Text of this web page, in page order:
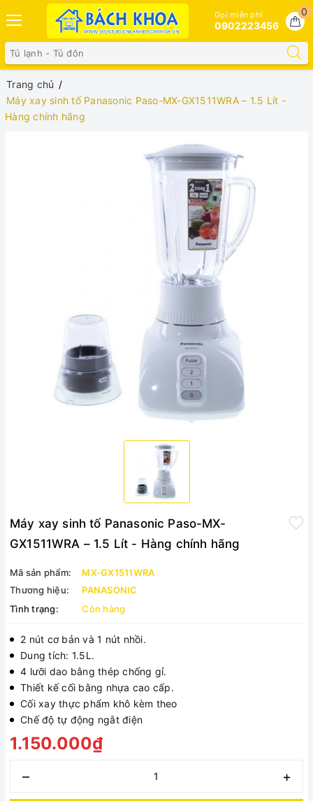
0
Gọi miễn phí
0902223456
Trang chủ
Máy xay sinh tố Panasonic Paso-MX-GX1511WRA – 1.5 Lít -
Hàng chính hãng
Máy xay sinh tố Panasonic Paso-MX-
GX1511WRA – 1.5 Lít - Hàng chính hãng
Mã sản phẩm:
MX-GX1511WRA
Thương hiệu:
PANASONIC
Tình trạng:
Còn hàng
2 nút cơ bản và 1 nút nhồi.
Dung tích: 1.5L.
4 lưỡi dao bằng thép chống gỉ.
Thiết kế cối bằng nhựa cao cấp.
Cối xay thực phẩm khô kèm theo
Chế độ tự động ngắt điện
1.150.000₫
– +